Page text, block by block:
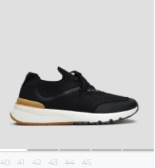
40 41 42 43 44 45